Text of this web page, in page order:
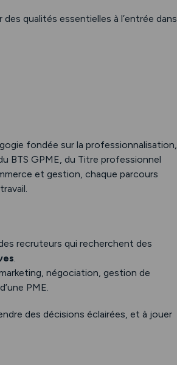
qualités essentielles à l’entrée dans
fondée sur la professionnalisation,
BTS GPME, du Titre professionnel
et gestion, chaque parcours
recruteurs qui recherchent des
.
négociation, gestion de
PME.
des décisions éclairées, et à jouer